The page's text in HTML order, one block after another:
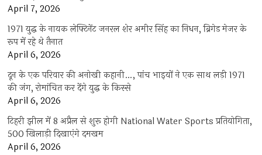
April 7, 2026
1971 युद्ध के नायक लेफ्टिनेंट जनरल शेर अमीर सिंह का निधन, ब्रिगेड मेजर के
रूप में रहे थे तैनात
April 6, 2026
दून के एक परिवार की अनोखी कहानी…, पांच भाइयों ने एक साथ लड़ी 1971
की जंग, रोमांचित कर देंगे युद्ध के किस्से
April 6, 2026
टिहरी झील में 8 अप्रैल से शुरू होगी National Water Sports प्रतियोगिता,
500 खिलाड़ी दिखाएंगे दमखम
April 6, 2026